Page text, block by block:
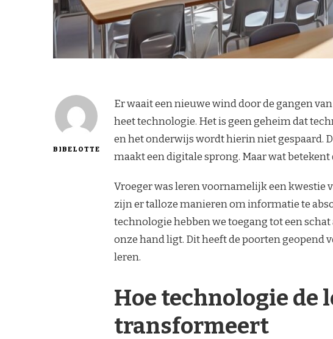
BIBELOTTE
Er waait een nieuwe wind door de gangen
heet technologie. Het is geen geheim dat
en het onderwijs wordt hierin niet gespaard.
maakt een digitale sprong. Maar wat betekent
Vroeger was leren voornamelijk een kwestie
zijn er talloze manieren om informatie te
technologie hebben we toegang tot een
onze hand ligt. Dit heeft de poorten geopend
leren.
Hoe technologie de
transformeert